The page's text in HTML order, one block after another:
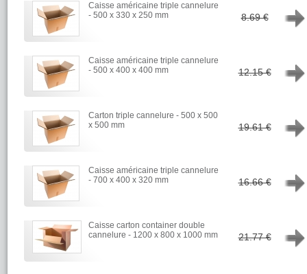
Caisse américaine triple cannelure
- 500 x 330 x 250 mm
8.69 €
Caisse américaine triple cannelure
- 500 x 400 x 400 mm
12.15 €
Carton triple cannelure - 500 x 500
x 500 mm
19.61 €
Caisse américaine triple cannelure
- 700 x 400 x 320 mm
16.66 €
Caisse carton container double
cannelure - 1200 x 800 x 1000 mm
21.77 €